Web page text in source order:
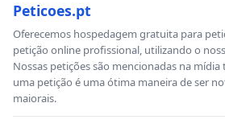
Peticoes.pt
Oferecemos hospedagem gratuita para
petição online profissional, utilizando o
Nossas petições são mencionadas na
uma petição é uma ótima maneira de ser
maiorais.